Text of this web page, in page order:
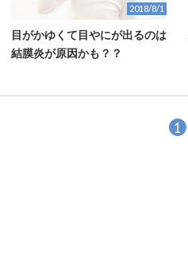
2018/8/1
目がかゆくて目やにが出るのは
結膜炎が原因かも？？
1